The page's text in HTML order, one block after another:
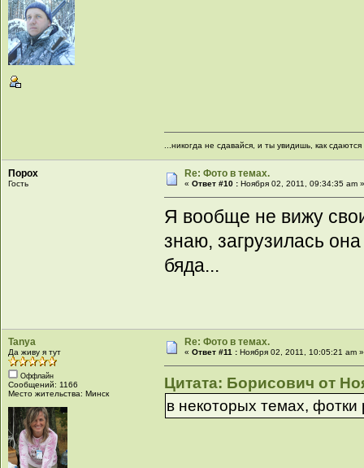
...никогда не сдавайся, и ты увидишь, как сдаются
Порох
Гость
Re: Фото в темах.
«Ответ #10 : Ноября 02, 2011, 09:34:35 am
Я вообще не вижу
знаю, загрузилась
бяда...
Tanya
Да живу я тут
Оффлайн
Сообщений: 1166
Место жительства: Минск
Re: Фото в темах.
«Ответ #11 : Ноября 02, 2011, 10:05:21 am »
Цитата: Борисович от
в некоторых темах,